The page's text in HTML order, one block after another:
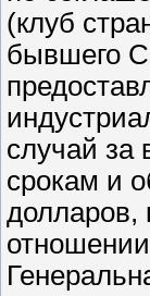
(клуб
бывшего
случай за
срокам и
долларов,